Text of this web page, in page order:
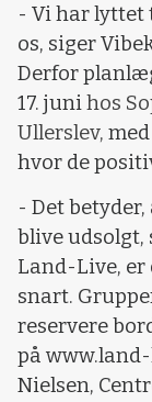
- Vi har
os, siger
Derfor
17. junihos
Ullerslev,
hvor de
- Det
blive
Land-Live, er
snart.
reservere
på
Nielsen,